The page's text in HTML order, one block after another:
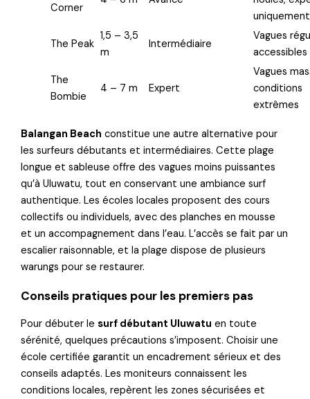
Corner
uniquement
The Peak
1,5 – 3,5
m
Intermédiaire
Vagues
accessibles
The
Bombie
4 – 7 m Expert
Vagues
conditions
extrêmes
Balangan Beach constitue une autre alternative pour
les surfeurs débutants et intermédiaires. Cette plage
longue et sableuse offre des vagues moins puissantes
qu’à Uluwatu, tout en conservant une ambiance surf
authentique. Les écoles locales proposent des cours
collectifs ou individuels, avec des planches en mousse
et un accompagnement dans l’eau. L’accès se fait par un
escalier raisonnable, et la plage dispose de plusieurs
warungs pour se restaurer.
Conseils pratiques pour les premiers pas
Pour débuter lesurf débutant Uluwatu en toute
sérénité, quelques précautions s’imposent. Choisir une
école certifiée garantit un encadrement sérieux et des
conseils adaptés. Les moniteurs connaissent les
conditions locales, repèrent les zones sécurisées et